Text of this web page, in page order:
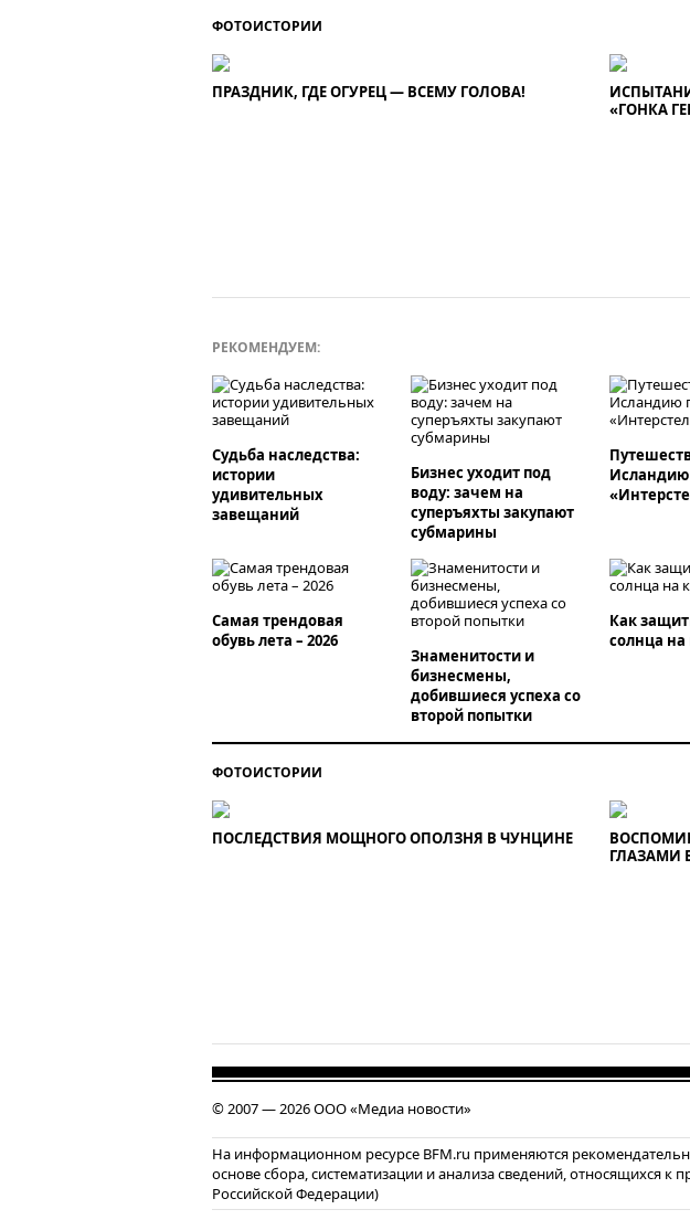
ФОТОИСТОРИИ
ПРАЗДНИК, ГДЕ ОГУРЕЦ — ВСЕМУ ГОЛОВА!
«ГОНКА
РЕКОМЕНДУЕМ:
Судьба наследства:
истории
удивительных
завещаний
Бизнес уходит под
воду: зачем на
суперъяхты закупают
субмарины
Исландию
Самая трендовая
обувь лета – 2026
Знаменитости и
бизнесмены,
добившиеся успеха со
второй попытки
Как
солнца на
ФОТОИСТОРИИ
ПОСЛЕДСТВИЯ МОЩНОГО ОПОЛЗНЯ В ЧУНЦИНЕ
ГЛАЗАМИ
© 2007 — 2026 ООО «Медиа новости»
На информационном ресурсе BFM.ru применяются
основе сбора, систематизации и анализа сведений, относящихся
Российской Федерации)